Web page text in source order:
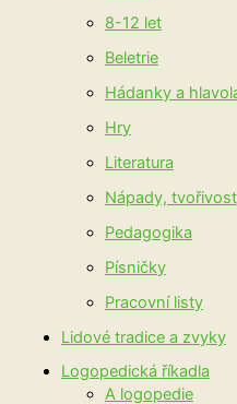
8-12 let
Beletrie
Hádanky a
Hry
Literatura
Nápady, tvořivost
Pedagogika
Písničky
Pracovní listy
Lidové tradice a zvyky
Logopedická říkadla
A logopedie